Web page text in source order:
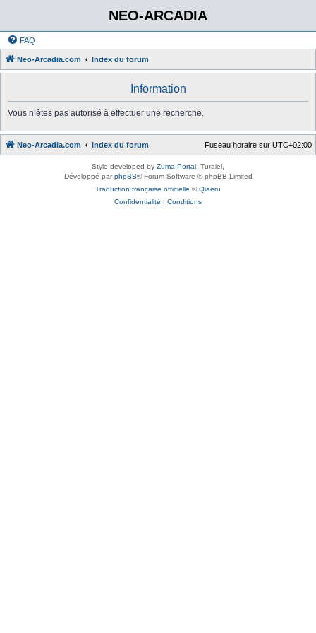
NEO-ARCADIA
FAQ
Neo-Arcadia.com Index du forum
Information
Vous n’êtes pas autorisé à effectuer une recherche.
Neo-Arcadia.com Index du forum Fuseau horaire sur UTC+02:00
Style developed by Zuma Portal , Turaiel,
Développé parphpBB® Forum Software © phpBB Limited
Traduction française officielle ©Qiaeru
Confidentialité | Conditions